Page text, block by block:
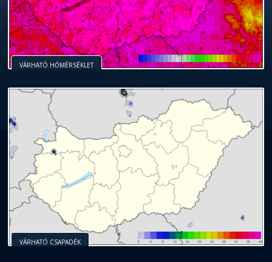
VÁRHATÓ HŐMÉRSÉKLET
VÁRHATÓ CSAPADÉK